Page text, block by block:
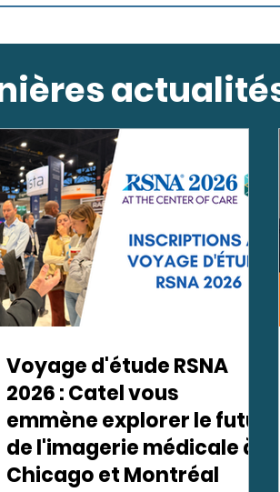
Voyage d'étude RSNA
2026 : Catel vous
emmène explorer le futur
de l'imagerie médicale à
Chicago et Montréal